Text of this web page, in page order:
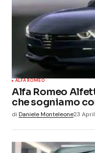
ALFA ROMEO
Alfa Romeo
che sogniamo
di Daniele Monteleone23